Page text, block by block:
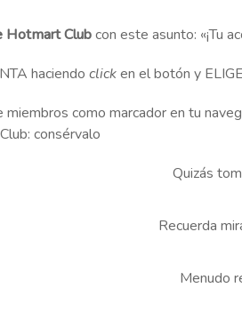
Hotmart Clubcon este asunto: «¡Tu
haciendo clicken el botón y
miembros como marcador en tu
consérvalo
Quizás
Recuerda
Menudo